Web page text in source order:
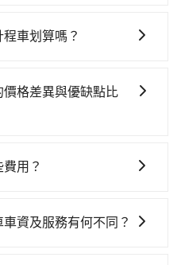
車的到來，大概又過了25
小黃後約花45分鐘、車費
園市龜山區) 的目的地。
時40分鐘。選擇搭乘高鐵
當天就要來回，那在台北
市（中正區）到林口體育
金額差異來自於平假日、
付。再者，和運的iRent只
擇，而且無人租車最令人
車划算嗎？
Yoxi等，如果在路邊攔不
的計程車隊，如大慶大車
宜，但當你們人數超過四
格差異與優缺點比
據自己的需求安排時間和
價格按錶計費，但若遇交
用？
，不會再有其他額外的費
資及服務有何不同？